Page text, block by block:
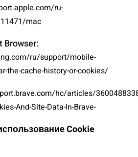
ru-
mac
Browser:
ru/support/mobile-
the-cache-history-or-cookies/
hc/articles/
And-Site-Data-In-Brave-
Cookie